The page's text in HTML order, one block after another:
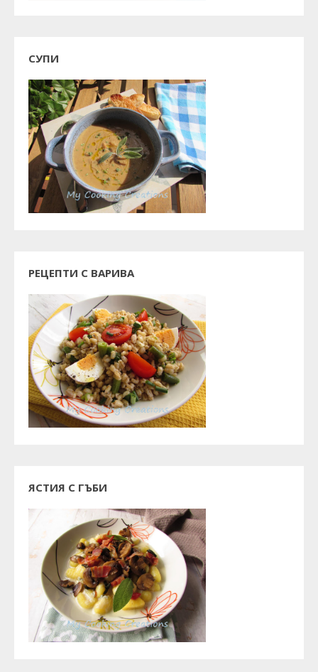
СУПИ
РЕЦЕПТИ С ВАРИВА
ЯСТИЯ С ГЪБИ